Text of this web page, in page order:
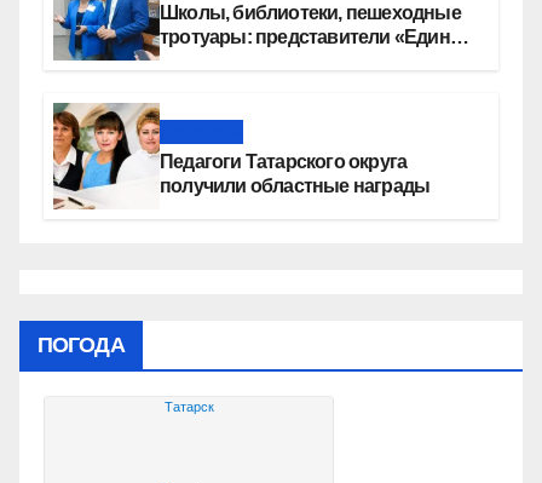
Школы, библиотеки, пешеходные
тротуары: представители «Единой
Педагоги Татарского округа
получили областные награды
ПОГОДА
Татарск